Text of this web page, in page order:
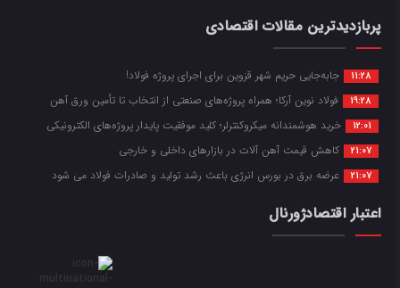
پربازدیدترین مقالات اقتصادی
11:28 جابه‌جایی حریم شهر قزوین برای اجرای پروژه فولاد!
19:28 فولاد نوین آرکا؛ همراه پروژه‌های صنعتی از انتخاب تا تأمین ورق آهن
12:01 خرید هوشمندانه میکروکنترلر؛ کلید موفقیت پایدار پروژه‌های الکترونیکی
21:07 کاهش قیمت آهن آلات در بازارهای داخلی و خارجی
21:07 عرضه برق در بورس انرژی باعث رشد تولید و صادرات فولاد می شود
اعتبار اقتصادژورنال